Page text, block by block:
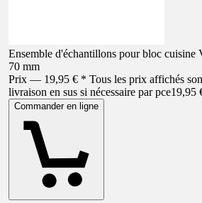
Ensemble d'échantillons pour bloc
70 mm
Prix — 19,95 € * Tous les prix affichés
livraison en sus si nécessaire par pce19,95
Commander en ligne